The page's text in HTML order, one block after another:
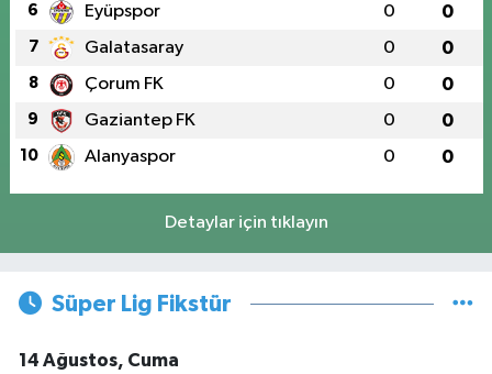
6 Eyüpspor 0 0
7 Galatasaray 0 0
8 Çorum FK 0 0
9 Gaziantep FK 0 0
10 Alanyaspor 0 0
Detaylar için tıklayın
Süper Lig Fikstür
14 Ağustos, Cuma